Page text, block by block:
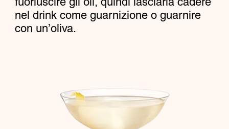
nel drink come guarnizione o guarnire
con un’oliva.